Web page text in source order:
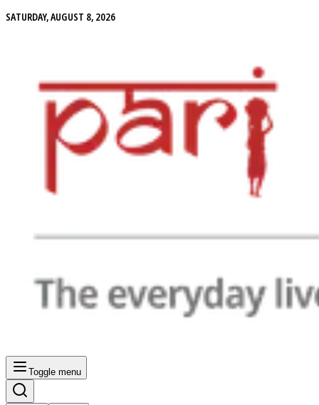
SATURDAY, AUGUST 8, 2026
Toggle menu